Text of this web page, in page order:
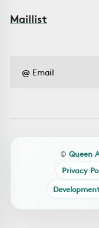
Maillist
© Queen
Privacy